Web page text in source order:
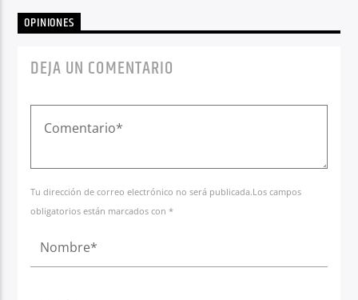
OPINIONES
DEJA UN COMENTARIO
Tu dirección de correo electrónico no será publicada.Los campos
obligatorios están marcados con *